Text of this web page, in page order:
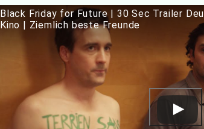
Black Friday for Future | 30 Sec Trailer
Kino | Ziemlich beste Freunde